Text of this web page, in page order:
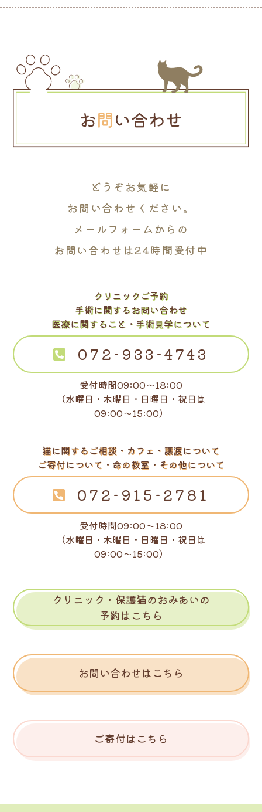
どうぞお気軽に
お問い合わせください。
メールフォームからの
お問い合わせは24時間受付中
クリニックご予約
手術に関するお問い合わせ
医療に関すること・手術見学について
072-933-4743
受付時間09:00～18:00
（水曜日・木曜日・日曜日・祝日は
09:00～15:00）
猫に関するご相談・カフェ・譲渡について
ご寄付について・命の教室・その他について
072-915-2781
受付時間09:00～18:00
（水曜日・木曜日・日曜日・祝日は
09:00～15:00）
クリニック・保護猫のおみあいの
予約はこちら
お問い合わせはこちら
ご寄付はこちら